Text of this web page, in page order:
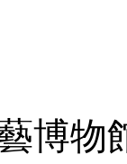
物